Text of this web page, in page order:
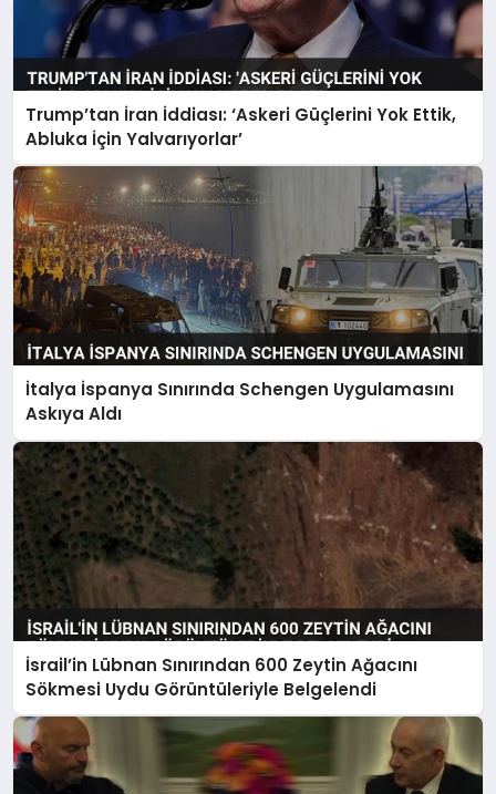
Trump’tan İran İddiası: ‘Askeri Güçlerini Yok Ettik,
Abluka İçin Yalvarıyorlar’
İtalya İspanya Sınırında Schengen Uygulamasını
Askıya Aldı
İsrail’in Lübnan Sınırından 600 Zeytin Ağacını
Sökmesi Uydu Görüntüleriyle Belgelendi